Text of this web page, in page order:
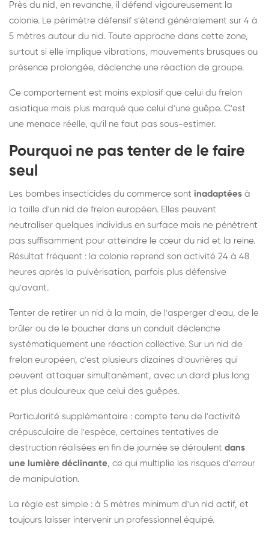
Près du nid, en revanche, il défend vigoureusement la
colonie. Le périmètre défensif s'étend généralement sur 4 à
5 mètres autour du nid. Toute approche dans cette zone,
surtout si elle implique vibrations, mouvements brusques ou
présence prolongée, déclenche une réaction de groupe.
Ce comportement est moins explosif que celui du frelon
asiatique mais plus marqué que celui d'une guêpe. C'est
une menace réelle, qu'il ne faut pas sous-estimer.
Pourquoi ne pas tenter de le faire
seul
Les bombes insecticides du commerce sont inadaptées à
la taille d'un nid de frelon européen. Elles peuvent
neutraliser quelques individus en surface mais ne pénètrent
pas suffisamment pour atteindre le cœur du nid et la reine.
Résultat fréquent : la colonie reprend son activité 24 à 48
heures après la pulvérisation, parfois plus défensive
qu'avant.
Tenter de retirer un nid à la main, de l'asperger d'eau, de le
brûler ou de le boucher dans un conduit déclenche
systématiquement une réaction collective. Sur un nid de
frelon européen, c'est plusieurs dizaines d'ouvrières qui
peuvent attaquer simultanément, avec un dard plus long
et plus douloureux que celui des guêpes.
Particularité supplémentaire : compte tenu de l'activité
crépusculaire de l'espèce, certaines tentatives de
destruction réalisées en fin de journée se déroulent dans
une lumière déclinante, ce qui multiplie les risques d'erreur
de manipulation.
La règle est simple : à 5 mètres minimum d'un nid actif, et
toujours laisser intervenir un professionnel équipé.